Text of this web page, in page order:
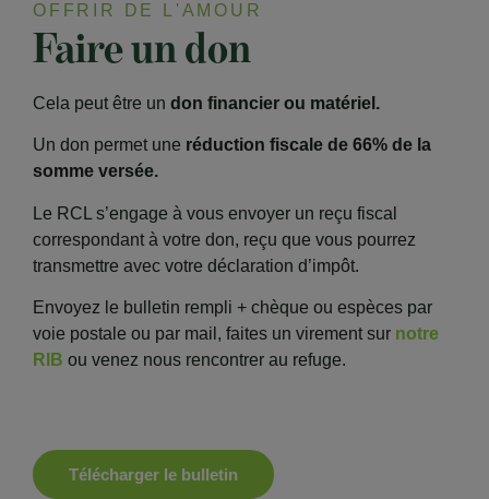
OFFRIR DE L'AMOUR
Faire un don
Cela peut être un don financier ou matériel.
Un don permet une réduction fiscale de 66% de la
somme versée.
Le RCL s’engage à vous envoyer un reçu fiscal
correspondant à votre don, reçu que vous pourrez
transmettre avec votre déclaration d’impôt.
Envoyez le bulletin rempli + chèque ou espèces par
voie postale ou par mail, faites un virement sur notre
RIB ou venez nous rencontrer au refuge.
Télécharger le bulletin